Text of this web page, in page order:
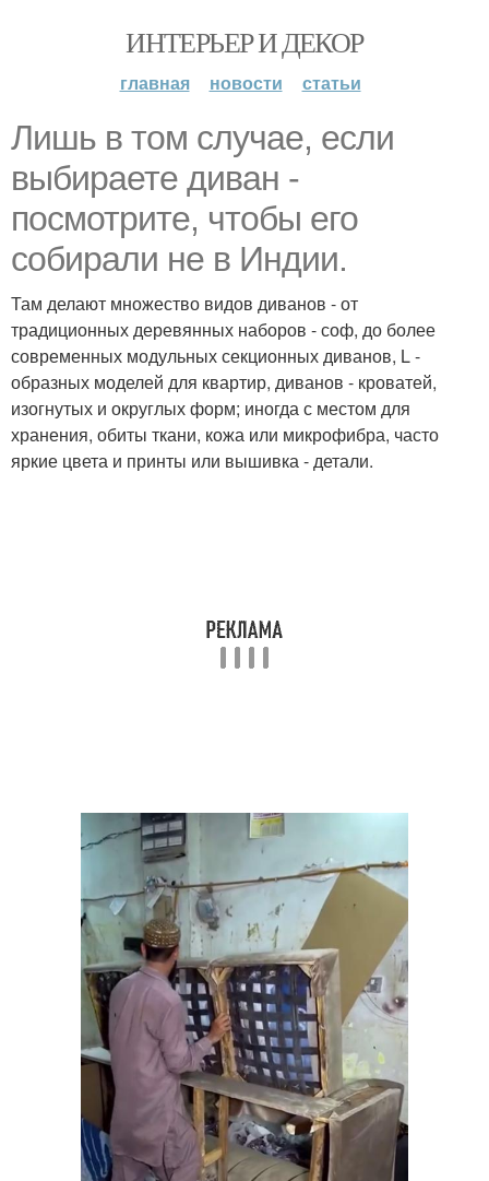
ИНТЕРЬЕР И ДЕКОР
главная новости статьи
Лишь в том случае, если
выбираете диван -
посмотрите, чтобы его
собирали не в Индии.
Там делают множество видов диванов - от
традиционных деревянных наборов - соф, до более
современных модульных секционных диванов, L -
образных моделей для квартир, диванов - кроватей,
изогнутых и округлых форм; иногда с местом для
хранения, обиты ткани, кожа или микрофибра, часто
яркие цвета и принты или вышивка - детали.